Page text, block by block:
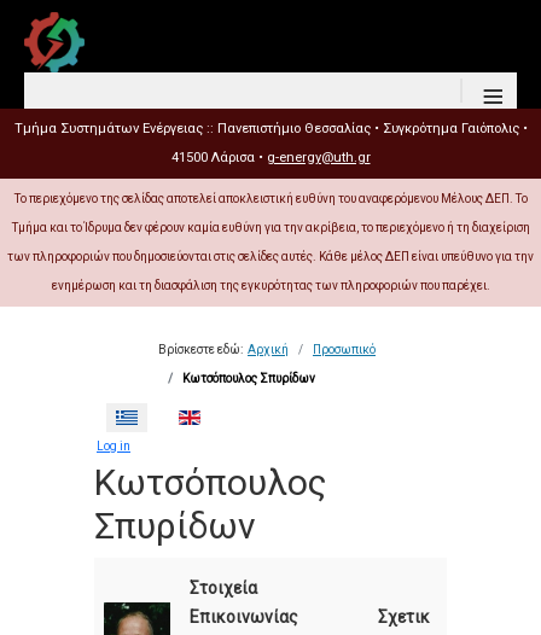
≡
Τμήμα Συστημάτων Ενέργειας :: Πανεπιστήμιο Θεσσαλίας • Συγκρότημα Γαιόπολις •
41500 Λάρισα • g-energy@uth.gr
Το περιεχόμενο της σελίδας αποτελεί αποκλειστική ευθύνη του αναφερόμενου Μέλους ΔΕΠ. Το
Τμήμα και το Ίδρυμα δεν φέρουν καμία ευθύνη για την ακρίβεια, το περιεχόμενο ή τη διαχείριση
των πληροφοριών που δημοσιεύονται στις σελίδες αυτές. Κάθε μέλος ΔΕΠ είναι υπεύθυνο για την
ενημέρωση και τη διασφάλιση της εγκυρότητας των πληροφοριών που παρέχει.
Βρίσκεστε εδώ: Αρχική Προσωπικό
Κωτσόπουλος Σπυρίδων
Επιλέξτε τη γλώσσα σας
Log in
Κωτσόπουλος
Σπυρίδων
Στοιχεία
Επικοινωνίας
Σχετικ